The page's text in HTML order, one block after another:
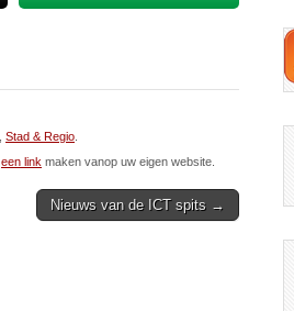
Stad & Regio
een link maken vanop uw eigen website.
Nieuws van de ICT spits →